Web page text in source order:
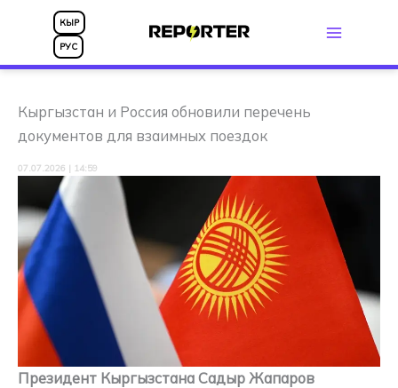
Перейти
содержимому
КЫР
РУС
Кыргызстан и Россия обновили перечень
документов для взаимных поездок
07.07.2026 | 14:59
Президент Кыргызстана Садыр Жапаров